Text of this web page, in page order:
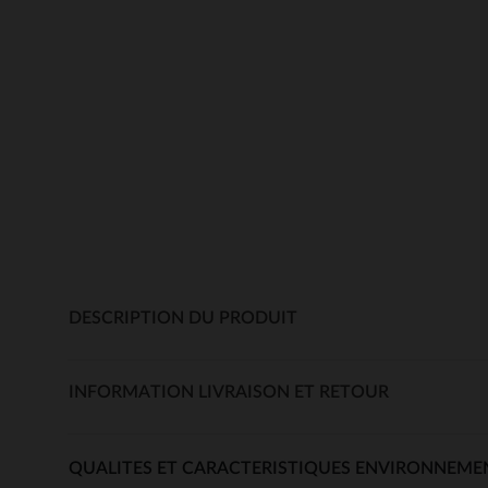
DESCRIPTION DU PRODUIT
INFORMATION LIVRAISON ET RETOUR
QUALITES ET CARACTERISTIQUES